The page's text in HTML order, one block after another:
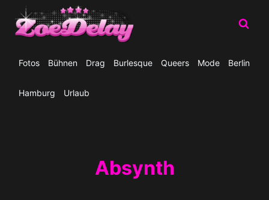
Inhalt
springen
Fotos Bühnen Drag Burlesque Queers Mode Berlin
Hamburg Urlaub
Absynth